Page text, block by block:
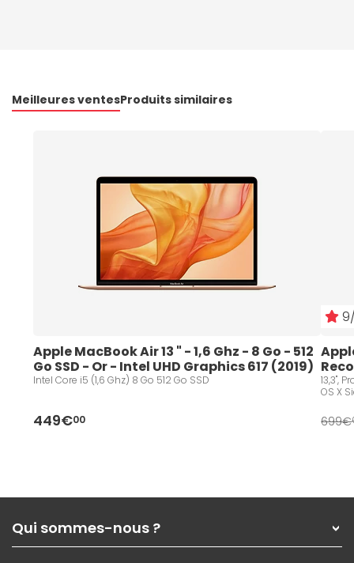
Meilleures ventesProduits similaires
Apple MacBook Air 13 " - 1,6 Ghz - 8 Go - 512
Go SSD - Or - Intel UHD Graphics 617 (2019)
- Reconditionné
Intel Core i5 (1,6 Ghz) 8 Go 512 Go SSD
449€00
13,3",
OS X
699€
Qui sommes-nous ?